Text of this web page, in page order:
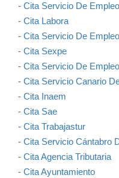
- Cita Servicio De
- Cita Labora
- Cita Servicio De
- Cita Sexpe
- Cita Servicio De
- Cita Servicio Canario
- Cita Inaem
- Cita Sae
- Cita Trabajastur
- Cita Servicio Cántabro
- Cita Agencia Tributaria
- Cita Ayuntamiento